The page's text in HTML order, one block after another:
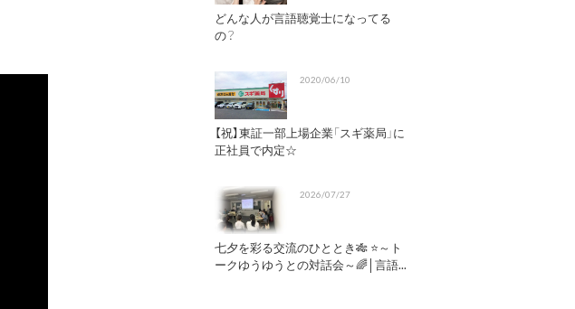
どんな人が言語聴覚士になってる
の？
2020/06/10
【祝】東証一部上場企業「スギ薬局」に
正社員で内定☆
2026/07/27
七夕を彩る交流のひととき🎋 ⭐～ト
ークゆうゆうとの対話会～🌈│言語...